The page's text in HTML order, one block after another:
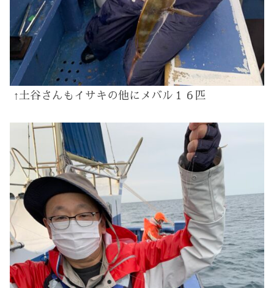
↑土谷さんもイサキ の他にメバル１６匹